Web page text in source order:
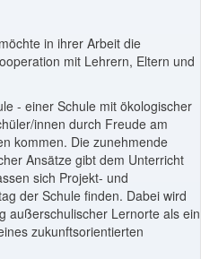
in ihrer Arbeit die
mit Lehrern, Eltern und
- einer Schule mit ökologischer
innen durch Freude am
kommen. Die zunehmende
Ansätze gibt dem Unterricht
sich Projekt- und
der Schule finden. Dabei wird
außerschulischer Lernorte als ein
zukunftsorientierten